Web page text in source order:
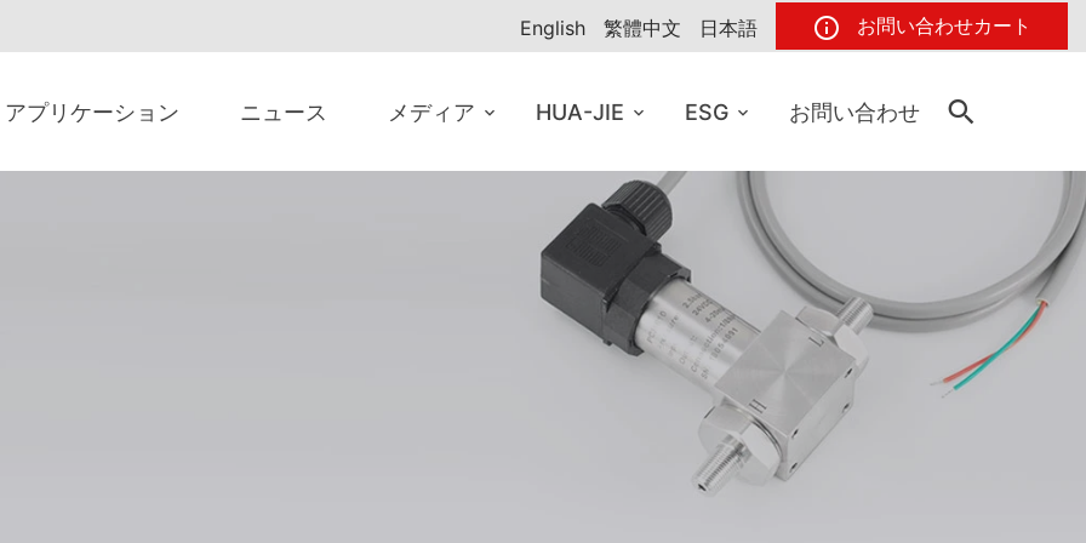
English 繁體中文 日本語 お問い合わせカート
アプリケーション ニュース メディア HUA-JIE ESG お問い合わせ